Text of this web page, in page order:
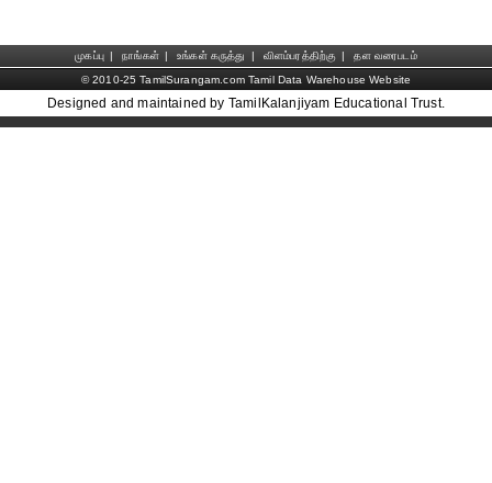
முகப்பு | நாங்கள் | உங்கள் கருத்து | விளம்பரத்திற்கு |
தள வரைபடம்
© 2010-25 TamilSurangam.com Tamil Data Warehouse Website
Designed and maintained by TamilKalanjiyam Educational Trust.